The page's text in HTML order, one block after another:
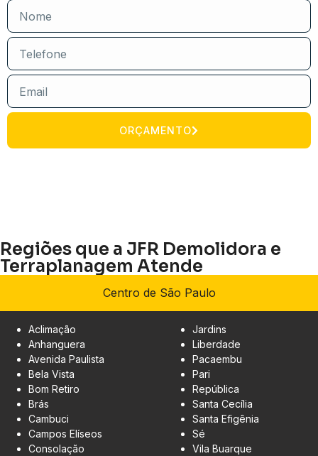
ORÇAMENTO
Regiões que a JFR Demolidora e
Terraplanagem Atende
Centro de São Paulo
Aclimação
Anhanguera
Avenida Paulista
Bela Vista
Bom Retiro
Brás
Cambuci
Campos Elíseos
Consolação
Jardins
Liberdade
Pacaembu
Pari
República
Santa Cecília
Santa Efigênia
Sé
Vila Buarque